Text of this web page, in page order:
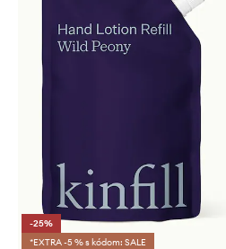
-25%
*EXTRA -5 % s kódom: SALE